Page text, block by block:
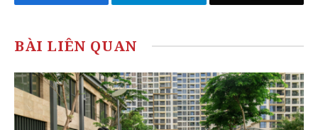
BÀI LIÊN QUAN